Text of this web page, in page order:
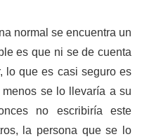
normal se encuentra un
es que ni se de cuenta
lo que es casi seguro es
se lo llevaría a su
no escribiría este
la persona que se lo